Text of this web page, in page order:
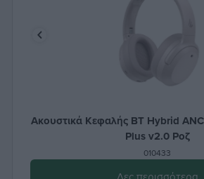
Ακουστικά Κεφαλής BT Hybrid
Plus v2.0 Ροζ
010433